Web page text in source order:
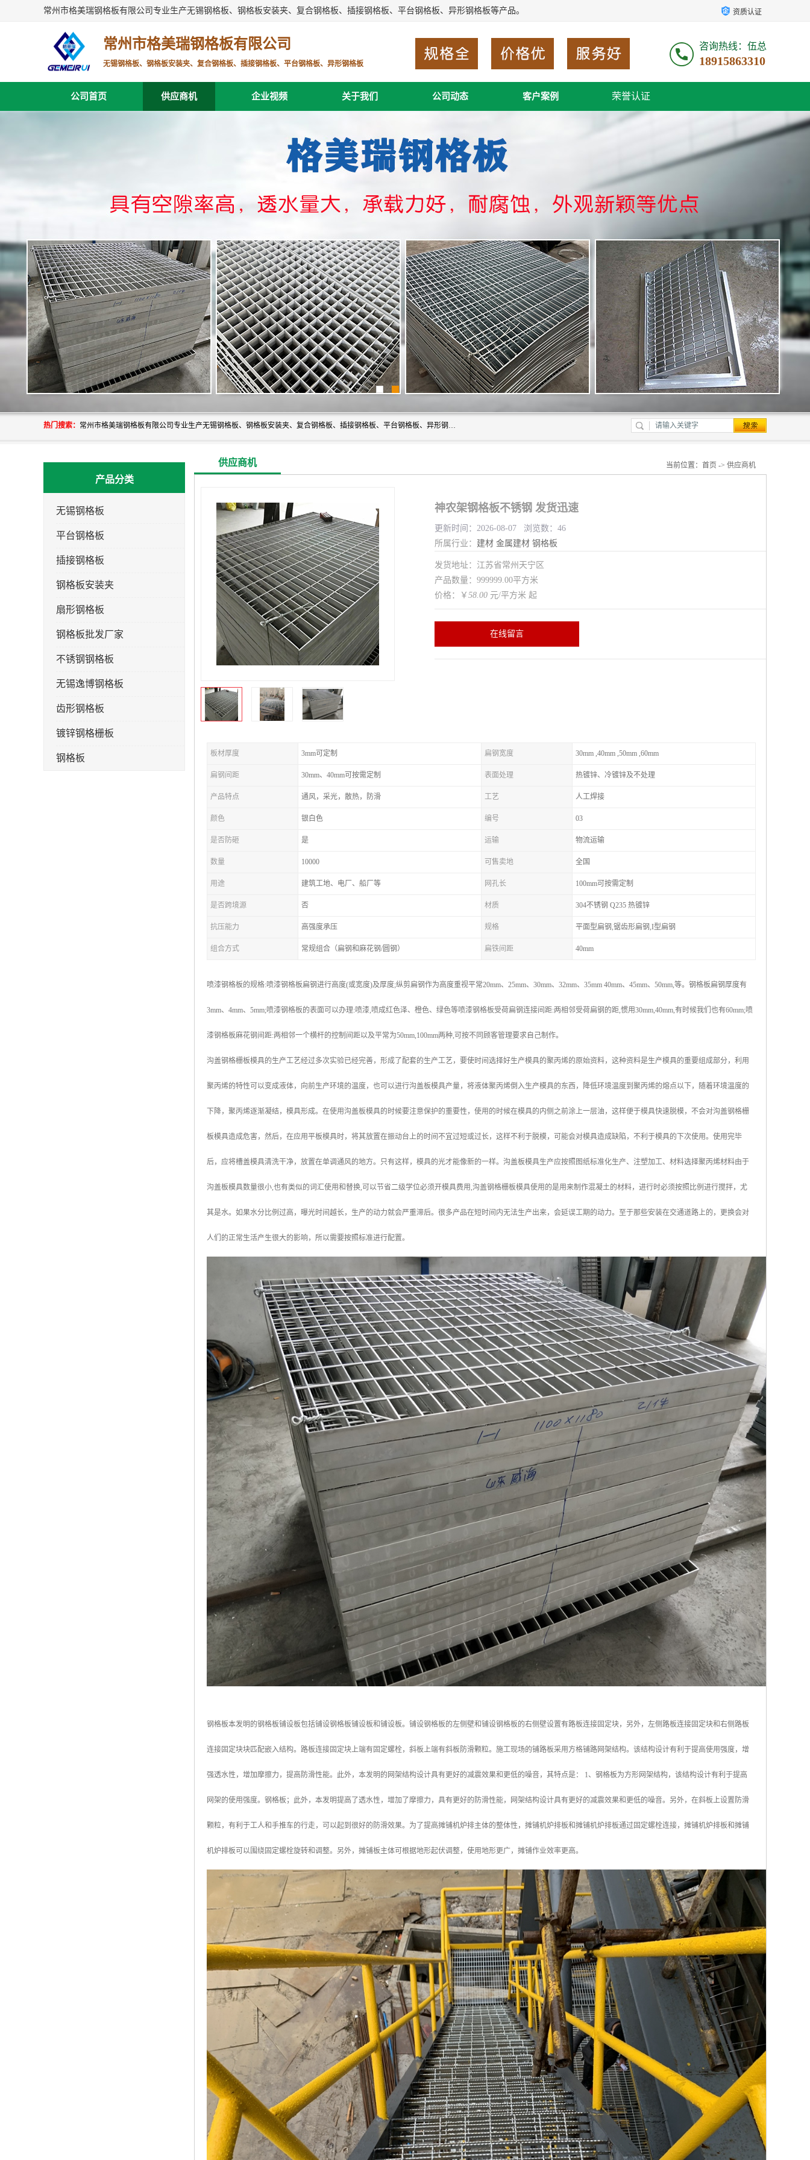
常州市格美瑞钢格板有限公司专业生产无锡钢格板、钢格板安装夹、复合钢格板、插接钢格板、平台钢格板、异形钢格板等产品。 资质认证
常州市格美瑞钢格板有限公司
无锡钢格板、钢格板安装夹、复合钢格板、插接钢格板、平台钢格板、异形钢格板
咨询热线：伍总
18915863310
公司首页 供应商机 企业视频 关于我们 公司动态 客户案例 荣誉认证
热门搜索： 常州市格美瑞钢格板有限公司专业生产无锡钢格板、钢格板安装夹、复合钢格板、插接钢格板、平台钢格板、异形钢格板等产品。
产品分类
无锡钢格板
平台钢格板
插接钢格板
钢格板安装夹
扇形钢格板
钢格板批发厂家
不锈钢钢格板
无锡逸博钢格板
齿形钢格板
镀锌钢格栅板
钢格板
供应商机 当前位置： 首页 -> 供应商机
神农架钢格板不锈钢 发货迅速
更新时间：2026-08-07 浏览数：46
所属行业： 建材 金属建材 钢格板
发货地址：江苏省常州天宁区
产品数量：999999.00平方米
价格：￥ 58.00 元/平方米 起
在线留言
板材厚度 3mm可定制 扁钢宽度 30mm ,40mm ,50mm ,60mm
扁钢间距 30mm、40mm可按需定制 表面处理 热镀锌、冷镀锌及不处理
产品特点 通风，采光，散热，防滑 工艺 人工焊接
颜色 银白色 编号 03
是否防砸 是 运输 物流运输
数量 10000 可售卖地 全国
用途 建筑工地、电厂、船厂等 网孔长 100mm可按需定制
是否跨境源 否 材质 304不锈钢 Q235 热镀锌
抗压能力 高强度承压 规格 平面型扁钢,锯齿形扁钢,I型扁钢
组合方式 常规组合（扁钢和麻花钢/圆钢） 扁铁间距 40mm
喷漆钢格板的规格:喷漆钢格板扁钢进行高度(或宽度)及厚度;纵剪扁钢作为高度重视平常20mm、25mm、30mm、32mm、35mm 40mm、45mm、50mm,等。钢格板扁钢厚度有
3mm、4mm、5mm;喷漆钢格板的表面可以办理:喷漆,喷成红色泽、橙色、绿色等喷漆钢格板受荷扁钢连接间距:两相邻受荷扁钢的距,惯用30mm,40mm,有时候我们也有60mm;喷
漆钢格板麻花钢间距:两相邻一个横杆的控制间距以及平常为50mm,100mm两种,可按不同顾客管理要求自己制作。
沟盖钢格栅板模具的生产工艺经过多次实验已经完善，形成了配套的生产工艺，要使时间选择好生产模具的聚丙烯的原始资料，这种资料是生产模具的重要组成部分，利用
聚丙烯的特性可以变成液体，向前生产环境的温度，也可以进行沟盖板模具产量，将液体聚丙烯倒入生产模具的东西，降低环境温度到聚丙烯的熔点以下，随着环境温度的
下降，聚丙烯逐渐凝结，模具形成。在使用沟盖板模具的时候要注意保护的重要性，使用的时候在模具的内侧之前涂上一层油，这样便于模具快速脱模，不会对沟盖钢格栅
板模具造成危害，然后，在应用平板模具时，将其放置在振动台上的时间不宜过短或过长，这样不利于脱模，可能会对模具造成缺陷，不利于模具的下次使用。使用完毕
后，应将槽盖模具清洗干净，放置在单调通风的地方。只有这样，模具的光才能像新的一样。沟盖板模具生产应按照图纸标准化生产、注塑加工、材料选择聚丙烯材料由于
沟盖板模具数量很小,也有类似的词汇使用和替换,可以节省二级学位必须开模具费用,沟盖钢格栅板模具使用的是用来制作混凝土的材料，进行时必须按照比例进行搅拌，尤
其是水。如果水分比例过高，曝光时间越长，生产的动力就会严重滞后。很多产品在短时间内无法生产出来，会延误工期的动力。至于那些安装在交通道路上的，更换会对
人们的正常生活产生很大的影响，所以需要按照标准进行配置。
钢格板本发明的钢格板铺设板包括铺设钢格板铺设板和铺设板。铺设钢格板的左侧壁和铺设钢格板的右侧壁设置有路板连接固定块，另外，左侧路板连接固定块和右侧路板
连接固定块块匹配嵌入结构。路板连接固定块上端有固定螺栓，斜板上端有斜板防滑颗粒。施工现场的铺路板采用方格铺路网架结构。该结构设计有利于提高使用强度，增
强透水性，增加摩擦力，提高防滑性能。此外，本发明的网架结构设计具有更好的减震效果和更低的噪音，其特点是： 1、钢格板为方形网架结构，该结构设计有利于提高
网架的使用强度。钢格板；此外，本发明提高了透水性，增加了摩擦力，具有更好的防滑性能，网架结构设计具有更好的减震效果和更低的噪音。另外，在斜板上设置防滑
颗粒，有利于工人和手推车的行走，可以起到很好的防滑效果。为了提高摊铺机炉排主体的整体性，摊铺机炉排板和摊铺机炉排板通过固定螺栓连接，摊铺机炉排板和摊铺
机炉排板可以围绕固定螺栓旋转和调整。另外，摊铺板主体可根据地形起伏调整，使用地形更广，摊铺作业效率更高。